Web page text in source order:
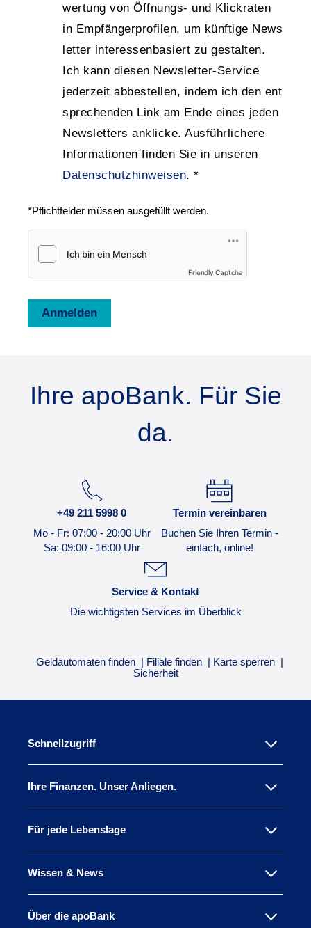
wertung von Öffnungs- und Klickraten
in Empfängerprofilen, um künftige News
letter interessenbasiert zu gestalten.
Ich kann diesen Newsletter-Service
jederzeit abbestellen, indem ich den ent
sprechenden Link am Ende eines jeden
Newsletters anklicke. Ausführlichere
Informationen finden Sie in unseren
Datenschutzhinweisen. *
*Pflichtfelder müssen ausgefüllt werden.
Friendly Captcha
Anmelden
Ihre apoBank. Für Sie
da.
+49 211 5998 0
Mo - Fr: 07:00 - 20:00 Uhr
Sa: 09:00 - 16:00 Uhr
Termin vereinbaren
Buchen Sie Ihren Termin -
einfach, online!
Service & Kontakt
Die wichtigsten Services im Überblick
Geldautomaten finden Filiale finden
Karte sperren
Sicherheit
Schnellzugriff
Ihre Finanzen. Unser Anliegen.
Für jede Lebenslage
Wissen & News
Über die apoBank